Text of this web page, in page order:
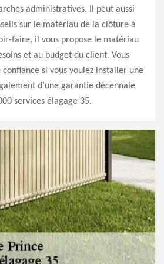
administratives. Il peut aussi
sur le matériau de la clôture à
faire, il vous propose le matériau
et au budget du client. Vous
si vous voulez installer une
d’une garantie décennale
services élagage 35.